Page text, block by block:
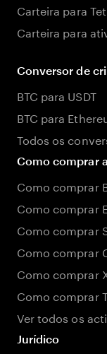
Carteira para
Carteira para
Conversor de
BTC para USDT
BTC para
Todos os
Como comprar
Como comprar
Como comprar
Como comprar
Como comprar
Como comprar
Como comprar
Ver todos os
Jurídico